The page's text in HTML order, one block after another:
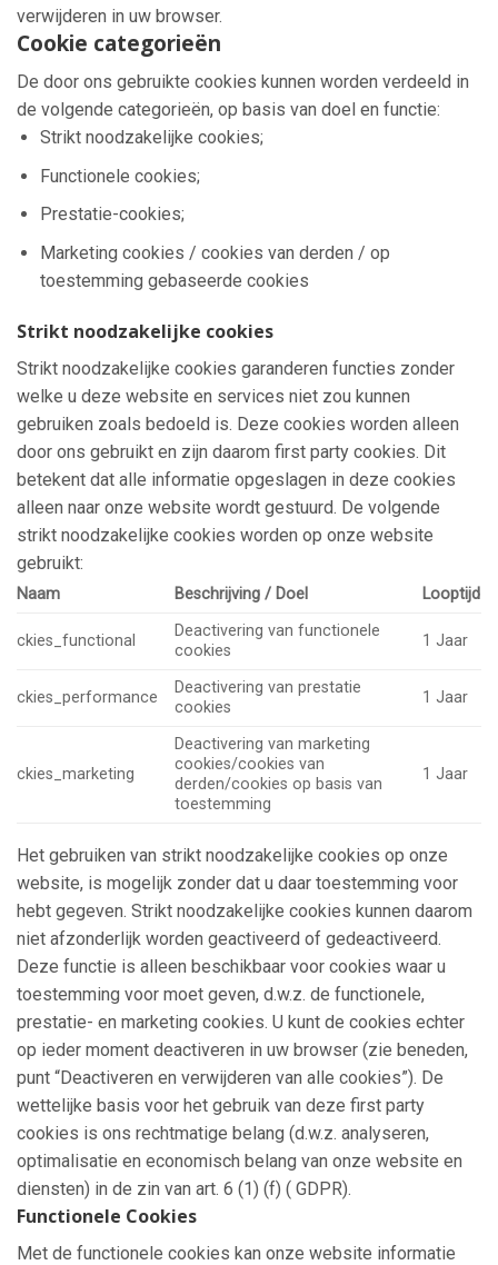
verwijderen in uw browser.
Cookie categorieën
De door ons gebruikte cookies kunnen worden verdeeld in
de volgende categorieën, op basis van doel en functie:
Strikt noodzakelijke cookies;
Functionele cookies;
Prestatie-cookies;
Marketing cookies / cookies van derden / op
toestemming gebaseerde cookies
Strikt noodzakelijke cookies
Strikt noodzakelijke cookies garanderen functies zonder
welke u deze website en services niet zou kunnen
gebruiken zoals bedoeld is. Deze cookies worden alleen
door ons gebruikt en zijn daarom first party cookies. Dit
betekent dat alle informatie opgeslagen in deze cookies
alleen naar onze website wordt gestuurd. De volgende
strikt noodzakelijke cookies worden op onze website
gebruikt:
Naam Beschrijving / Doel Looptijd
ckies_functional
Deactivering van functionele
cookies
1 Jaar
ckies_performance
Deactivering van prestatie
cookies
1 Jaar
ckies_marketing
Deactivering van marketing
cookies/cookies van
derden/cookies op basis van
toestemming
1 Jaar
Het gebruiken van strikt noodzakelijke cookies op onze
website, is mogelijk zonder dat u daar toestemming voor
hebt gegeven. Strikt noodzakelijke cookies kunnen daarom
niet afzonderlijk worden geactiveerd of gedeactiveerd.
Deze functie is alleen beschikbaar voor cookies waar u
toestemming voor moet geven, d.w.z. de functionele,
prestatie- en marketing cookies. U kunt de cookies echter
op ieder moment deactiveren in uw browser (zie beneden,
punt “Deactiveren en verwijderen van alle cookies”). De
wettelijke basis voor het gebruik van deze first party
cookies is ons rechtmatige belang (d.w.z. analyseren,
optimalisatie en economisch belang van onze website en
diensten) in de zin van art. 6 (1) (f) ( GDPR).
Functionele Cookies
Met de functionele cookies kan onze website informatie